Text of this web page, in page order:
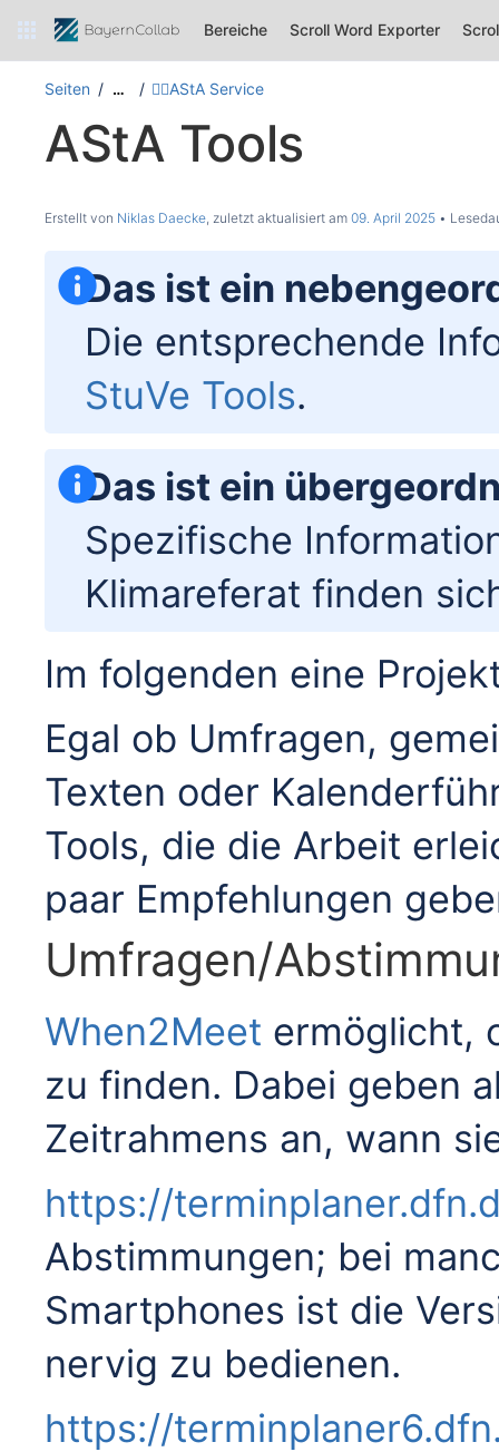
Bereiche Scroll Word Exporter
Seiten … 🐕‍🦺AStA Service
AStA Tools
Erstellt von Niklas Daecke, zuletzt aktualisiert am 09. April 2025
Das ist ein
Die entsprechende
StuVe Tools.
Das ist ein
Spezifische
Klimareferat finden
Im folgenden eine
Egal ob Umfragen,
Texten oder
Tools, die die Arbeit
paar Empfehlungen
Umfragen/
When2Meet ermöglicht,
zu finden. Dabei geben
Zeitrahmens an, wann
https://
Abstimmungen; bei
Smartphones ist die
nervig zu bedienen.
https://